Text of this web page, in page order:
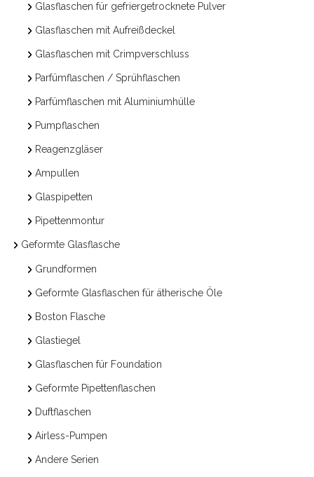
Glasflaschen für gefriergetrocknete Pulver
Glasflaschen mit Aufreißdeckel
Glasflaschen mit Crimpverschluss
Parfümflaschen / Sprühflaschen
Parfümflaschen mit Aluminiumhülle
Pumpflaschen
Reagenzgläser
Ampullen
Glaspipetten
Pipettenmontur
Geformte Glasflasche
Grundformen
Geformte Glasflaschen für ätherische Öle
Boston Flasche
Glastiegel
Glasflaschen für Foundation
Geformte Pipettenflaschen
Duftflaschen
Airless-Pumpen
Andere Serien